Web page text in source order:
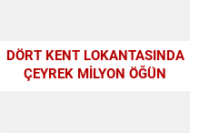
DÖRT KENT LOKANTASINDA
ÇEYREK MİLYON ÖĞÜN